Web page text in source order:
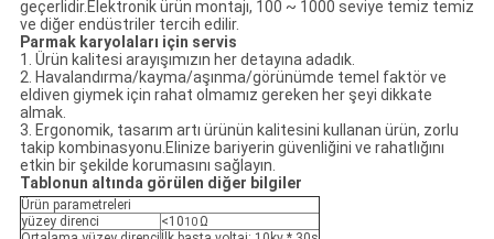
geçerlidir.Elektronik ürün montajı, 100 ~ 1000 seviye temiz temiz
ve diğer endüstriler tercih edilir.
Parmak karyolaları için servis
1. Ürün kalitesi arayışımızın her detayına adadık.
2. Havalandırma/kayma/aşınma/görünümde temel faktör ve
eldiven giymek için rahat olmamız gereken her şeyi dikkate
almak.
3. Ergonomik, tasarım artı ürünün kalitesini kullanan ürün, zorlu
takip kombinasyonu.Elinize bariyerin güvenliğini ve rahatlığını
etkin bir şekilde korumasını sağlayın.
Tablonun altında görülen diğer bilgiler
Ürün parametreleri
yüzey direnci
<1010 Ω